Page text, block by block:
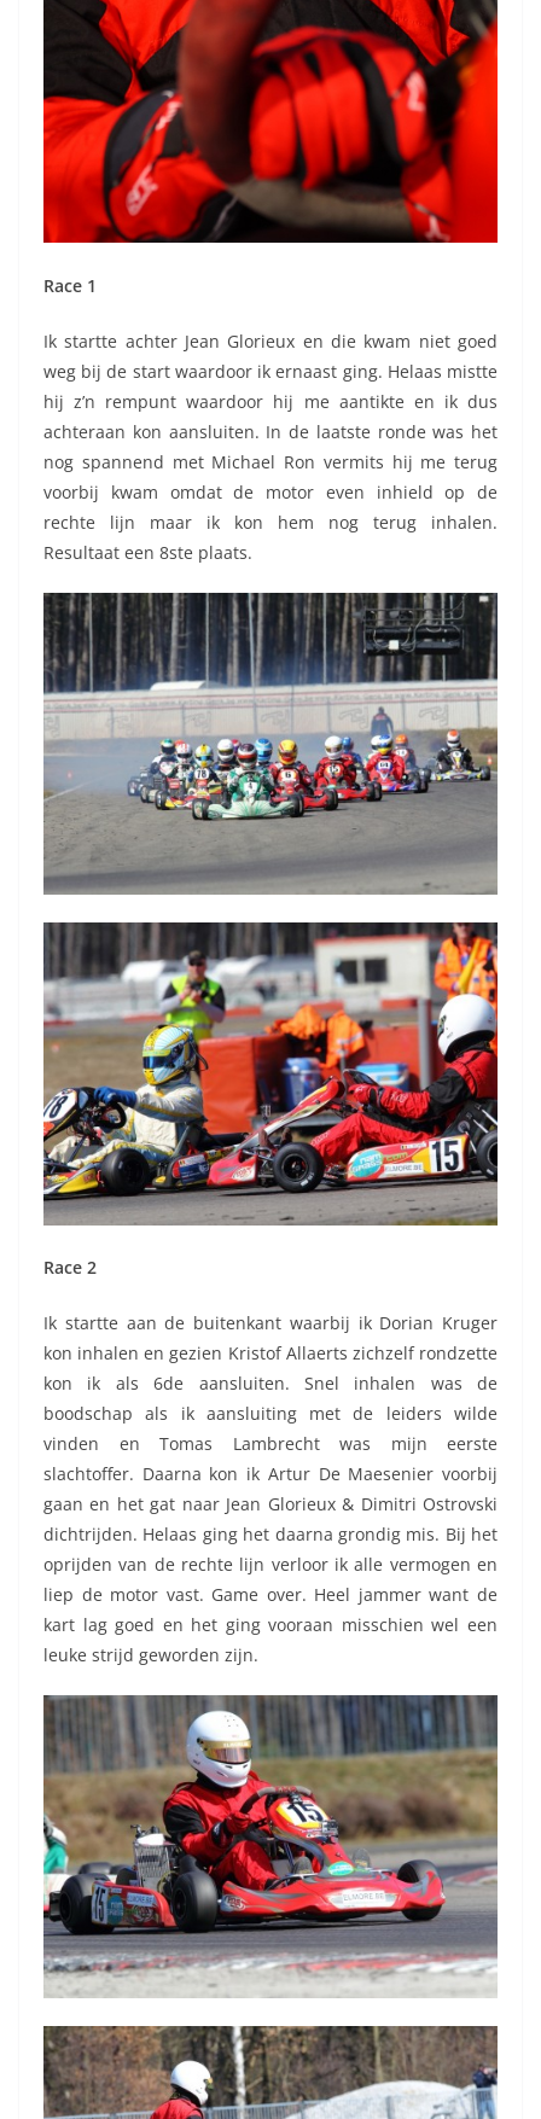
Race 1
Ik startte achter Jean Glorieux en die kwam niet goed
weg bij de start waardoor ik ernaast ging. Helaas mistte
hij z’n rempunt waardoor hij me aantikte en ik dus
achteraan kon aansluiten. In de laatste ronde was het
nog spannend met Michael Ron vermits hij me terug
voorbij kwam omdat de motor even inhield op de
rechte lijn maar ik kon hem nog terug inhalen.
Resultaat een 8ste plaats.
Race 2
Ik startte aan de buitenkant waarbij ik Dorian Kruger
kon inhalen en gezien Kristof Allaerts zichzelf rondzette
kon ik als 6de aansluiten. Snel inhalen was de
boodschap als ik aansluiting met de leiders wilde
vinden en Tomas Lambrecht was mijn eerste
slachtoffer. Daarna kon ik Artur De Maesenier voorbij
gaan en het gat naar Jean Glorieux & Dimitri Ostrovski
dichtrijden. Helaas ging het daarna grondig mis. Bij het
oprijden van de rechte lijn verloor ik alle vermogen en
liep de motor vast. Game over. Heel jammer want de
kart lag goed en het ging vooraan misschien wel een
leuke strijd geworden zijn.